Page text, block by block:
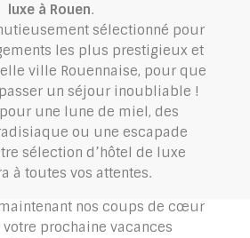
luxe à Rouen.
sélectionné pour
les plus prestigieux et
ville Rouennaise, pour que
un séjour inoubliable !
une lune de miel, des
ou une escapade
sélection d’hôtel de luxe
à toutes vos attentes.
nos coups de cœur
votre prochaine vacances